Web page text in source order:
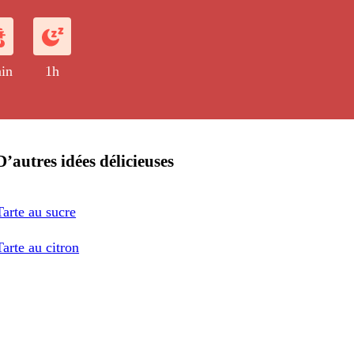
1h
idées délicieuses
au sucre
au citron